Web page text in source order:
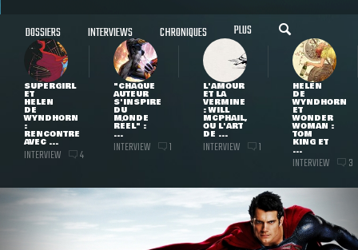
DOSSIERS INTERVIEWS CHRONIQUES PLUS
SUPERGIRL
ET
HELEN
DE
WYNDHORN
:
RENCONTRE
AVEC ...
INTERVIEW 4
"CHAQUE
AUTEUR
S'INSPIRE
DU
MONDE
RÉEL" :
...
INTERVIEW 1
L'AMOUR
ET LA
VERMINE
: WILL
MCPHAIL,
OU L'ART
DE ...
INTERVIEW 1
HELEN
DE
WYNDHORN
ET
WONDER
WOMAN :
TOM
KING ET
...
INTERVIEW 3